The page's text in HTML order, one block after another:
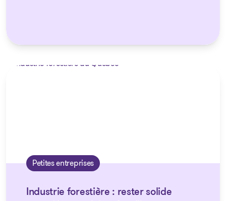
Petites entreprises
Industrie forestière : rester solide